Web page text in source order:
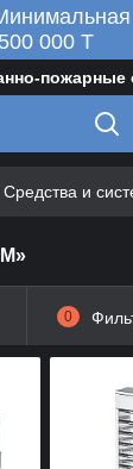
500 000 T
Средства и
0